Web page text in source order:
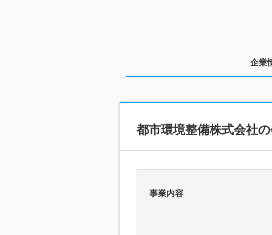
企業
都市環境整備株式会社
事業内容